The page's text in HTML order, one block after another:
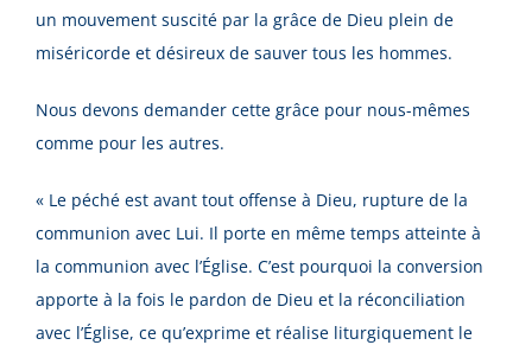
un mouvement suscité par la grâce de Dieu plein de
miséricorde et désireux de sauver tous les hommes.
Nous devons demander cette grâce pour nous-mêmes
comme pour les autres.
« Le péché est avant tout offense à Dieu, rupture de la
communion avec Lui. Il porte en même temps atteinte à
la communion avec l’Église. C’est pourquoi la conversion
apporte à la fois le pardon de Dieu et la réconciliation
avec l’Église, ce qu’exprime et réalise liturgiquement le